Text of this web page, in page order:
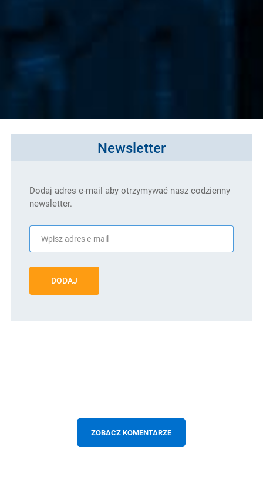
Newsletter
Dodaj adres e-mail aby otrzymywać nasz codzienny
newsletter.
DODAJ
ZOBACZ KOMENTARZE